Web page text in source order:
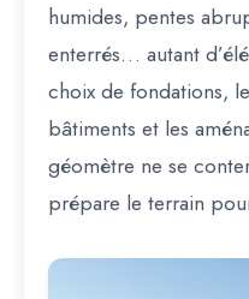
humides, pentes
enterrés… autant
choix de fondations,
bâtiments et les
géomètre ne se
prépare le terrain